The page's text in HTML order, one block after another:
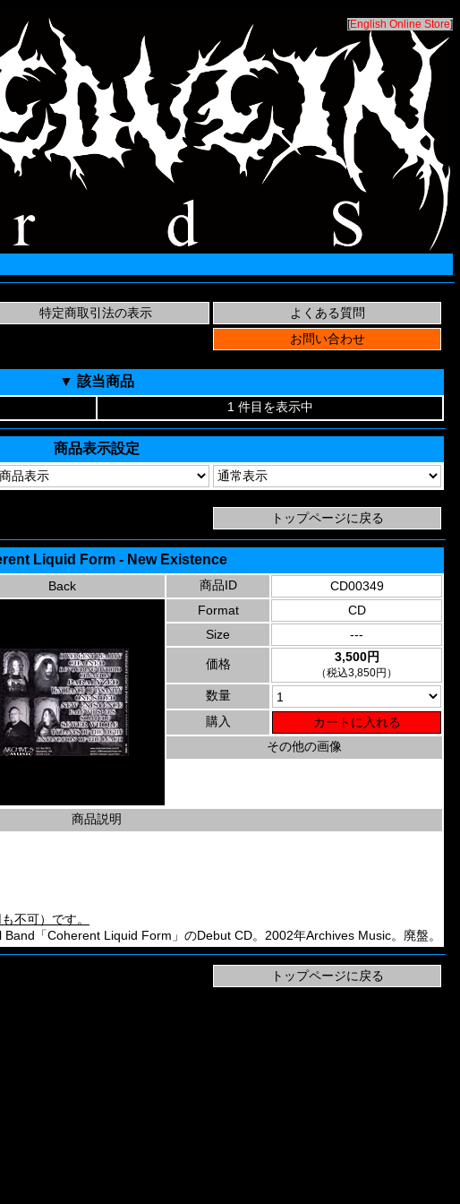
[English Online Store]
▼ 該当商品
1 件目を表示中
商品表示設定
Liquid Form - New Existence
Back 商品ID
CD00349
Format
CD
Size
---
価格 3,500円
（税込3,850円）
数量
購入
その他の画像
商品説明
不可）です。
「Coherent Liquid Form」のDebut CD。2002年Archives Music。廃盤。